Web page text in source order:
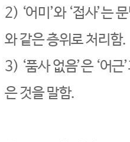
2) ‘어미’와 ‘접사’는
와 같은 층위로 처리함.
3) ‘품사 없음’은 ‘어
은 것을 말함.